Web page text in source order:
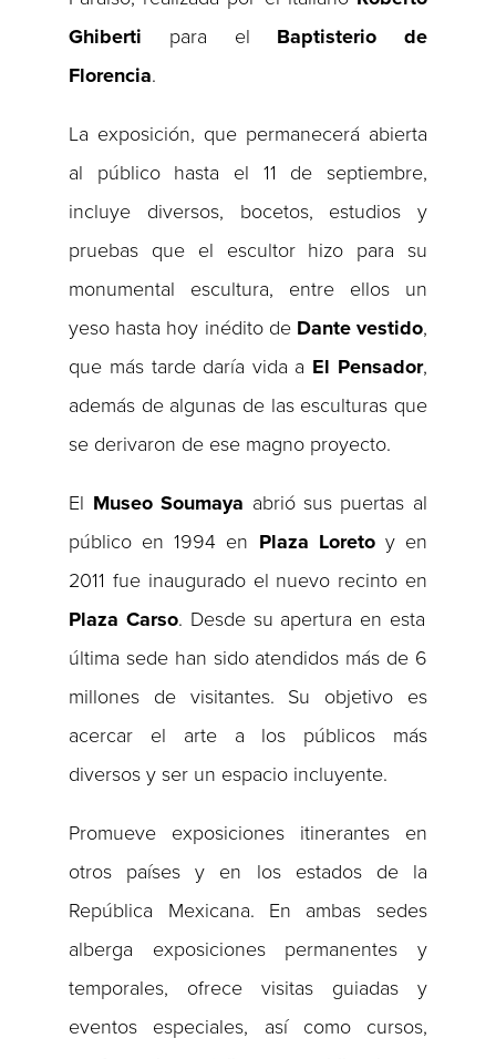
Ghiberti para el Baptisterio de
Florencia.
La exposición, que permanecerá abierta
al público hasta el 11 de septiembre,
incluye diversos, bocetos, estudios y
pruebas que el escultor hizo para su
monumental escultura, entre ellos un
yeso hasta hoy inédito de Dante vestido,
que más tarde daría vida a El Pensador,
además de algunas de las esculturas que
se derivaron de ese magno proyecto.
El Museo Soumaya abrió sus puertas al
público en 1994 en Plaza Loretoy en
2011 fue inaugurado el nuevo recinto en
Plaza Carso. Desde su apertura en esta
última sede han sido atendidos más de 6
millones de visitantes. Su objetivo es
acercar el arte a los públicos más
diversos y ser un espacio incluyente.
Promueve exposiciones itinerantes en
otros países y en los estados de la
República Mexicana. En ambas sedes
alberga exposiciones permanentes y
temporales, ofrece visitas guiadas y
eventos especiales, así como cursos,